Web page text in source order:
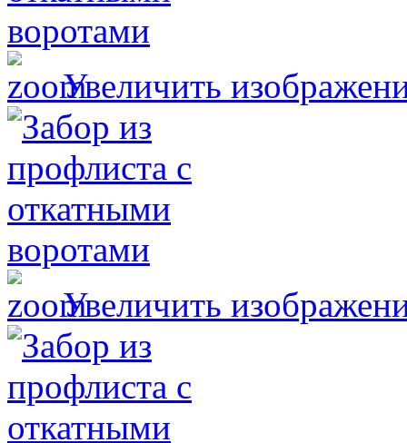
Увеличить
Увеличить